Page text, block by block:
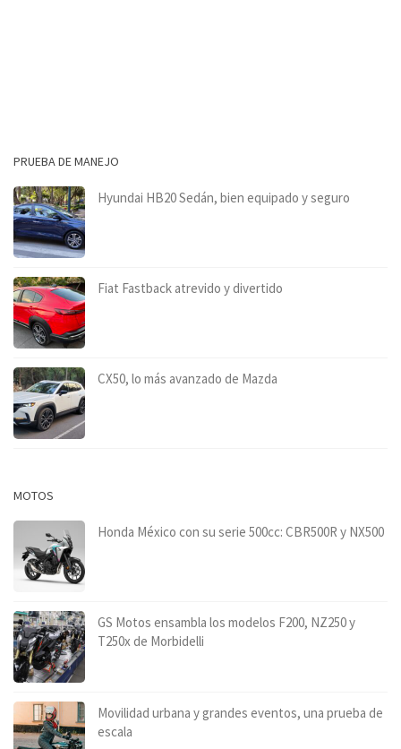
PRUEBA DE MANEJO
Hyundai HB20 Sedán, bien equipado y seguro
Fiat Fastback atrevido y divertido
CX50, lo más avanzado de Mazda
MOTOS
Honda México con su serie 500cc: CBR500R y NX500
GS Motos ensambla los modelos F200, NZ250 y
T250x de Morbidelli
Movilidad urbana y grandes eventos, una prueba de
escala